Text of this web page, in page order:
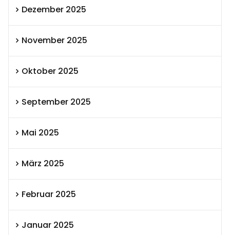
Dezember 2025
November 2025
Oktober 2025
September 2025
Mai 2025
März 2025
Februar 2025
Januar 2025